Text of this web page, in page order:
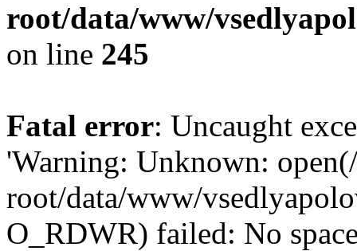
root/data/www/
on line 245
Fatal error: Uncaught
'Warning: Unknown:
root/data/www/
O_RDWR) failed: No